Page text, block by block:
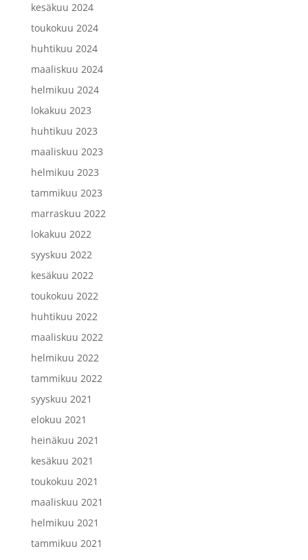
kesäkuu 2024
toukokuu 2024
huhtikuu 2024
maaliskuu 2024
helmikuu 2024
lokakuu 2023
huhtikuu 2023
maaliskuu 2023
helmikuu 2023
tammikuu 2023
marraskuu 2022
lokakuu 2022
syyskuu 2022
kesäkuu 2022
toukokuu 2022
huhtikuu 2022
maaliskuu 2022
helmikuu 2022
tammikuu 2022
syyskuu 2021
elokuu 2021
heinäkuu 2021
kesäkuu 2021
toukokuu 2021
maaliskuu 2021
helmikuu 2021
tammikuu 2021